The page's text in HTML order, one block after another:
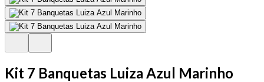
Kit 7 Banquetas Luiza Azul Marinho